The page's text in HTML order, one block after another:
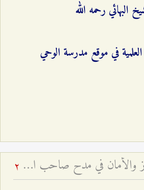
البهائي رحمه الله
العلمية في موقع مدرسة الوحي
قصيدة وسيلة الفوز والأمان في مدح صاحب الزمان - للشيخ البهائي رحمه الله 2